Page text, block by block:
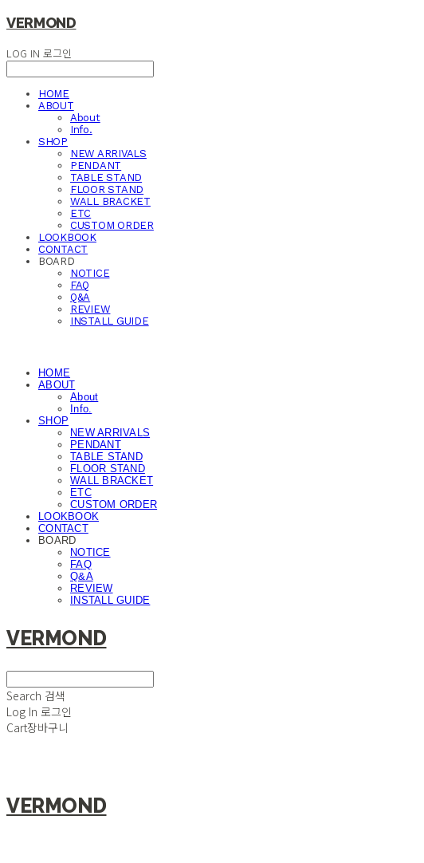
VERMOND
LOG IN 로그인
HOME
ABOUT
About
Info.
SHOP
NEW ARRIVALS
PENDANT
TABLE STAND
FLOOR STAND
WALL BRACKET
ETC
CUSTOM ORDER
LOOKBOOK
CONTACT
BOARD
NOTICE
FAQ
Q&A
REVIEW
INSTALL GUIDE
HOME
ABOUT
About
Info.
SHOP
NEW ARRIVALS
PENDANT
TABLE STAND
FLOOR STAND
WALL BRACKET
ETC
CUSTOM ORDER
LOOKBOOK
CONTACT
BOARD
NOTICE
FAQ
Q&A
REVIEW
INSTALL GUIDE
VERMOND
Search 검색
Log In 로그인
Cart장바구니
VERMOND